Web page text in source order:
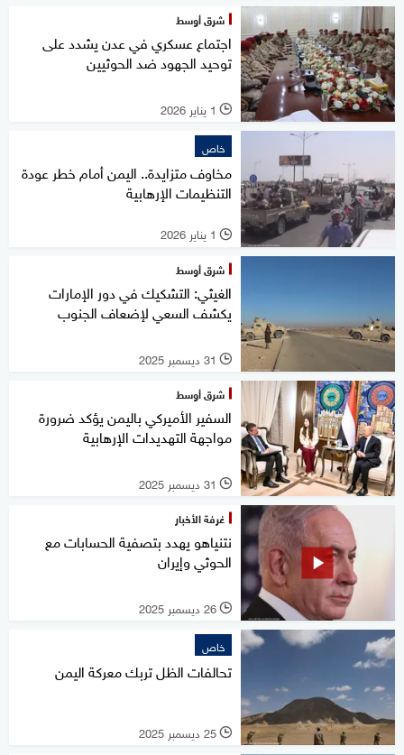
شرق أوسط
اجتماع عسكري في عدن يشدد على
توحيد الجهود ضد الحوثيين
l 1 يناير 2026
خاص
مخاوف متزايدة.. اليمن أمام خطر عودة
التنظيمات الإرهابية
l 1 يناير 2026
شرق أوسط
الغيثي: التشكيك في دور الإمارات
يكشف السعي لإضعاف الجنوب
l 31 ديسمبر 2025
شرق أوسط
السفير الأميركي باليمن يؤكد ضرورة
مواجهة التهديدات الإرهابية
l 31 ديسمبر 2025
غرفة الأخبار
نتنياهو يهدد بتصفية الحسابات مع
الحوثي وإيران
l 26 ديسمبر 2025
خاص
تحالفات الظل تربك معركة اليمن
l 25 ديسمبر 2025